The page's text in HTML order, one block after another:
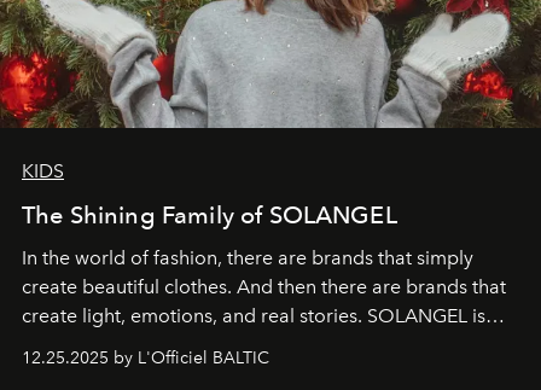
KIDS
The Shining Family of SOLANGEL
In the world of fashion, there are brands that simply
create beautiful clothes. And then there are brands that
create light, emotions, and real stories. SOLANGEL is
one of them.
12.25.2025 by L'Officiel BALTIC